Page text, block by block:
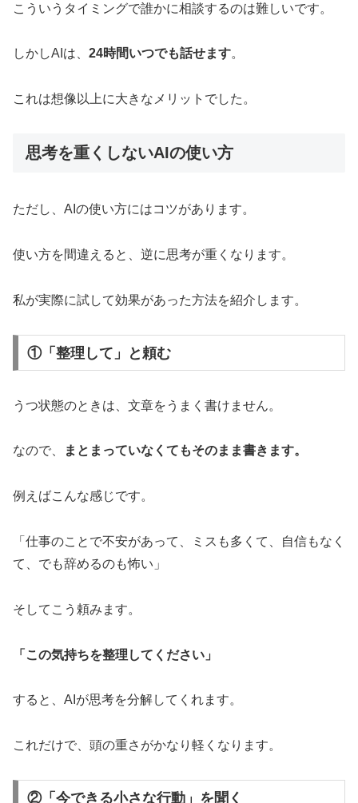
こういうタイミングで誰かに相談するのは難しいです。
しかしAIは、 24時間いつでも話せます。
これは想像以上に大きなメリットでした。
思考を重くしないAIの使い方
ただし、AIの使い方にはコツがあります。
使い方を間違えると、逆に思考が重くなります。
私が実際に試して効果があった方法を紹介します。
①「整理して」と頼む
うつ状態のときは、文章をうまく書けません。
なので、 まとまっていなくてもそのまま書きます。
例えばこんな感じです。
「仕事のことで不安があって、ミスも多くて、自信もなく
て、でも辞めるのも怖い」
そしてこう頼みます。
「この気持ちを整理してください」
すると、AIが思考を分解してくれます。
これだけで、頭の重さがかなり軽くなります。
②「今できる小さな行動」を聞く